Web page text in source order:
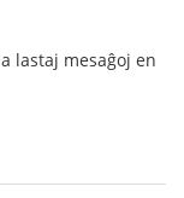
lastaj mesaĝoj en